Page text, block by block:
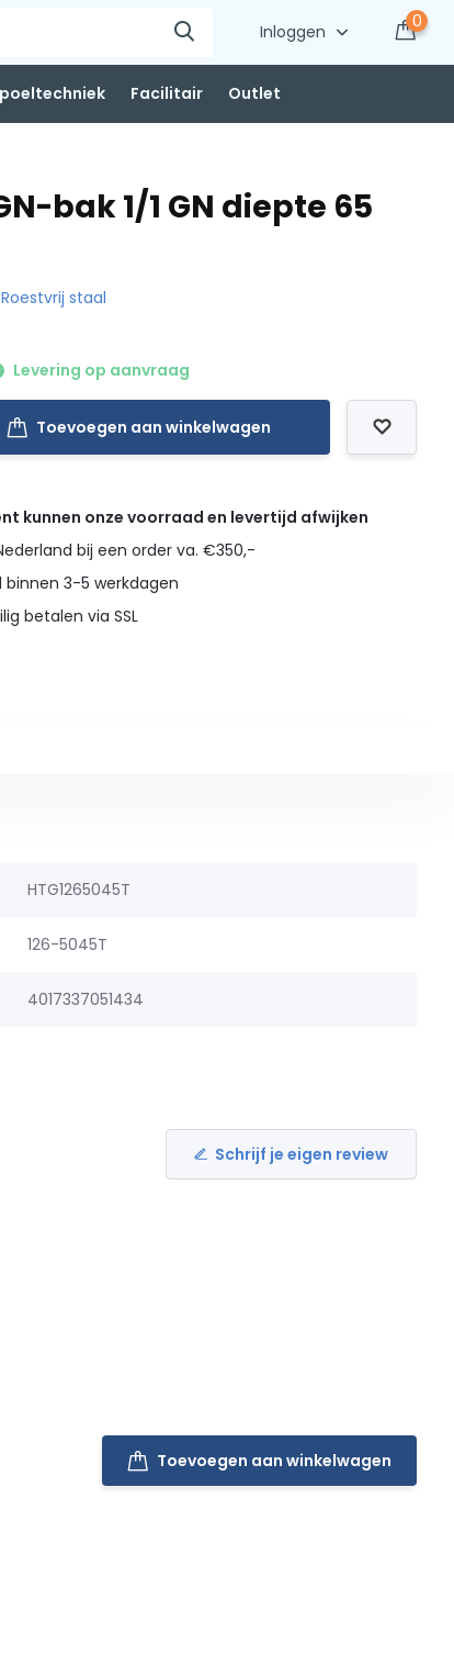
Inloggen
0
Facilitair Outlet
bak 1/1 GN diepte 65
staal
Levering op aanvraag
Toevoegen aan winkelwagen
kunnen onze voorraad en levertijd afwijken
bij een order va. €350,-
binnen 3-5 werkdagen
betalen via SSL
HTG1265045T
126-5045T
4017337051434
Schrijf je eigen review
Toevoegen aan winkelwagen